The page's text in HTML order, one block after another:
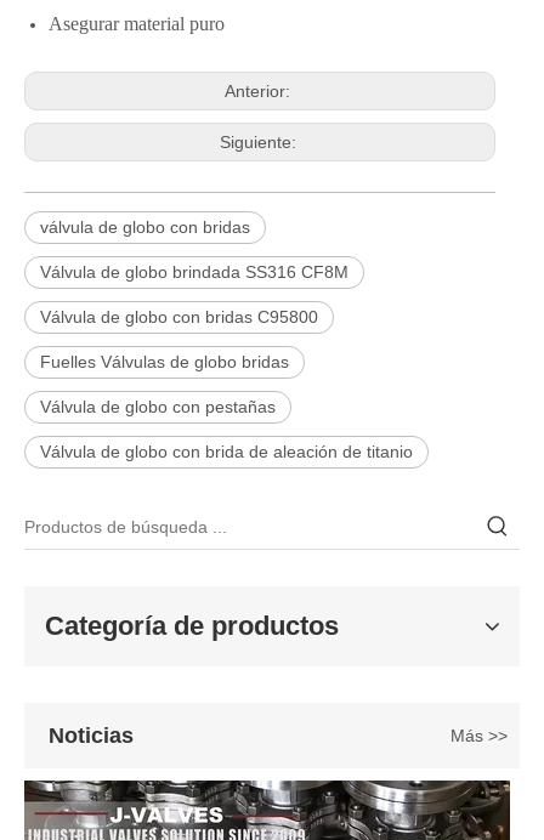
Asegurar material puro
Anterior:
Siguiente:
válvula de globo con bridas
Válvula de globo brindada SS316 CF8M
Válvula de globo con bridas C95800
Fuelles Válvulas de globo bridas
Válvula de globo con pestañas
Válvula de globo con brida de aleación de titanio
Categoría de productos
Noticias Más >>
2026-06-25
En ingeniería marina, plataformas marinas y entornos